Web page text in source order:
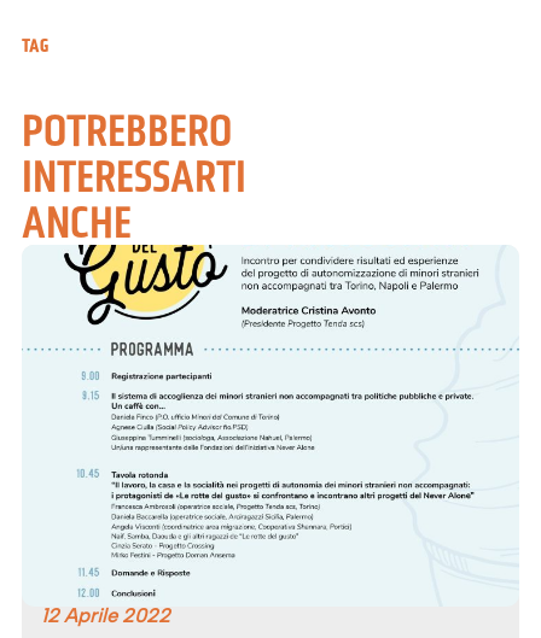
TAG
POTREBBERO
INTERESSARTI
ANCHE
12 Aprile 2022